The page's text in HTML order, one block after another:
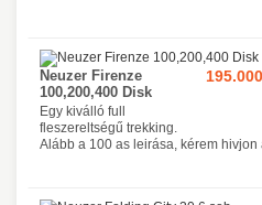
Neuzer Firenze
100,200,400 Disk
Egy kiválló full
fleszereltségű trekking.
Alább a 100 as leirása, kérem hivjon